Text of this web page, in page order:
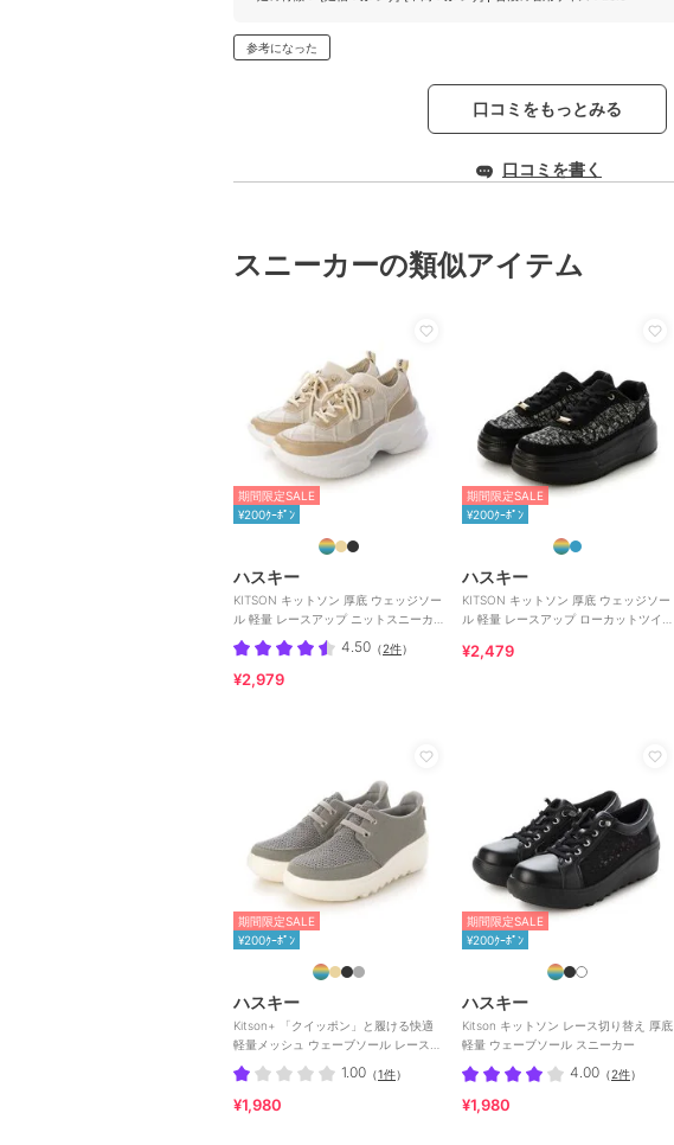
参考になった
口コミをもっとみる
口コミを書く
スニーカーの類似アイテム
期間限定SALE
¥200ｸｰﾎﾟﾝ
ハスキー
KITSON キットソン 厚底 ウェッジソー
ル 軽量 レースアップ ニットスニーカ
ー
4.50 （2件）
¥2,979
期間限定SALE
¥200ｸｰﾎﾟﾝ
ハスキー
KITSON キットソン 厚底 ウェッジソー
ル 軽量 レースアップ ローカットツイ
¥2,479
期間限定SALE
¥200ｸｰﾎﾟﾝ
ハスキー
Kitson+ 「クイッポン」と履ける快適
軽量メッシュ ウェーブソール レースア
ップスニーカー
1.00 （1件）
¥1,980
期間限定SALE
¥200ｸｰﾎﾟﾝ
ハスキー
Kitson キットソン レース切り替え 厚底
軽量 ウェーブソール スニーカー
4.00 （2件）
¥1,980